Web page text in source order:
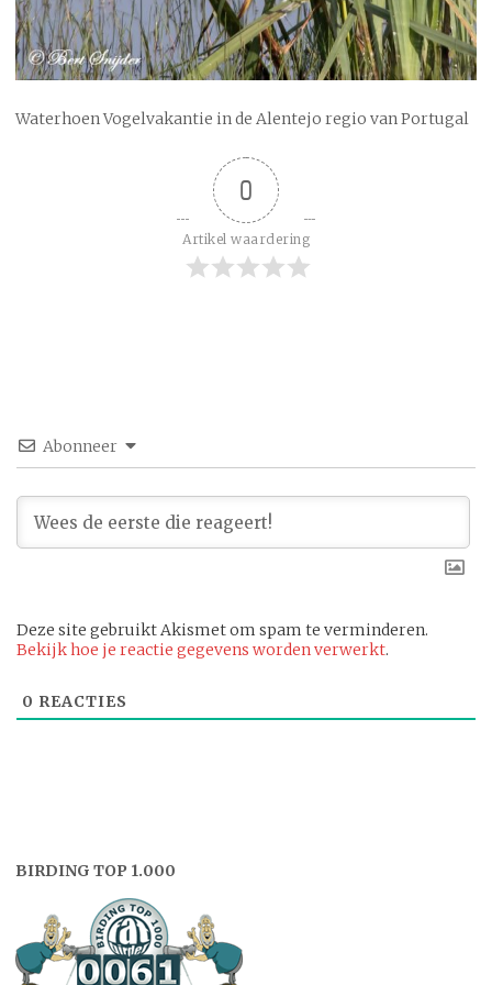
Waterhoen Vogelvakantie in de Alentejo regio van Portugal
0
Artikel waardering
Abonneer
Deze site gebruikt Akismet om spam te verminderen.
Bekijk hoe je reactie gegevens worden verwerkt.
0 REACTIES
BIRDING TOP 1.000